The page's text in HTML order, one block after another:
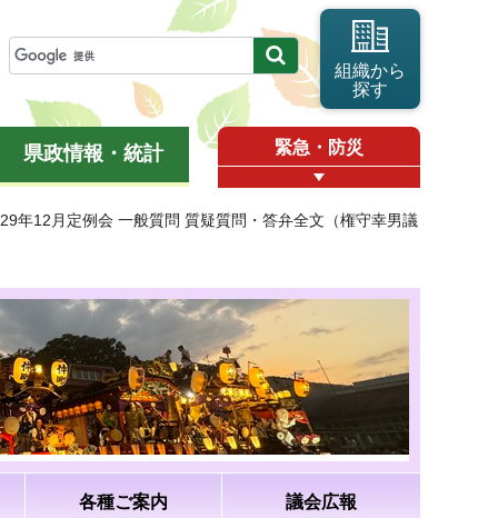
組織から
探す
県政情報・統計 緊急・防災
年12月定例会 一般質問 質疑質問・答弁全文（権守幸男議
各種ご案内 議会広報